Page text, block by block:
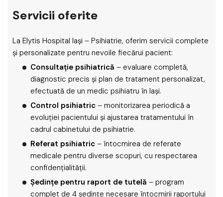
Servicii oferite
La Elytis Hospital Iași – Psihiatrie, oferim servicii complete
și personalizate pentru nevoile fiecărui pacient:
Consultație psihiatrică – evaluare completă,
diagnostic precis și plan de tratament personalizat,
efectuată de un medic psihiatru în Iași.
Control psihiatric – monitorizarea periodică a
evoluției pacientului și ajustarea tratamentului în
cadrul cabinetului de psihiatrie.
Referat psihiatric – întocmirea de referate
medicale pentru diverse scopuri, cu respectarea
confidențialității.
Ședințe pentru raport de tutelă – program
complet de 4 ședințe necesare întocmirii raportului